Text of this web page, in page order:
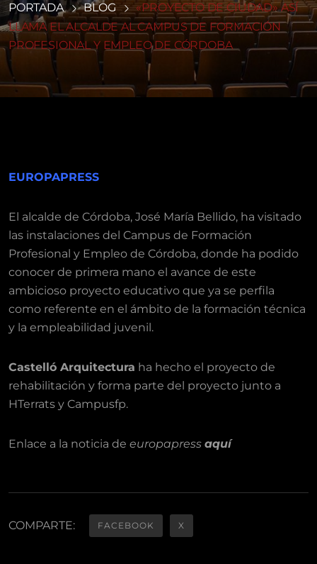
PORTADA BLOG
«PROYECTO DE CIUDAD» ASÍ
LLAMA EL ALCALDE AL CAMPUS DE FORMACIÓN
PROFESIONAL Y EMPLEO DE CÓRDOBA
EUROPAPRESS
El alcalde de Córdoba, José María Bellido, ha visitado
las instalaciones del Campus de Formación
Profesional y Empleo de Córdoba, donde ha podido
conocer de primera mano el avance de este
ambicioso proyecto educativo que ya se perfila
como referente en el ámbito de la formación técnica
y la empleabilidad juvenil.
Castelló Arquitectura ha hecho el proyecto de
rehabilitación y forma parte del proyecto junto a
HTerrats y Campusfp.
Enlace a la noticia de europapress aquí
COMPARTE: FACEBOOK X